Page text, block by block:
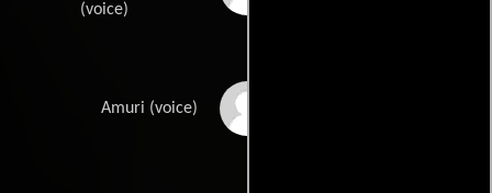
(voice)
Amuri (voice)